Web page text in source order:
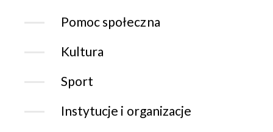
Pomoc społeczna
Kultura
Sport
Instytucje i organizacje